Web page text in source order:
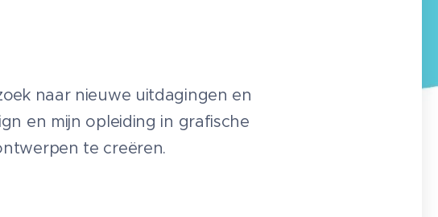
naar nieuwe uitdagingen en
en mijn opleiding in grafische
te creëren.